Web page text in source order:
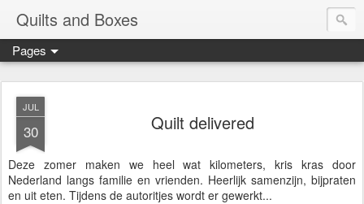
Quilts and Boxes
Pages
JUL
30 Quilt delivered
Deze zomer maken we heel wat kilometers, kris kras door
Nederland langs familie en vrienden. Heerlijk samenzijn, bijpraten
en uit eten. Tijdens de autoritjes wordt er gewerkt...